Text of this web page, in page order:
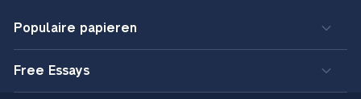
Populaire papieren
Free Essays